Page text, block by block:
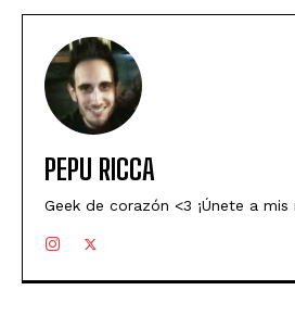
PEPU RICCA
Geek de corazón <3 ¡Únete a mis